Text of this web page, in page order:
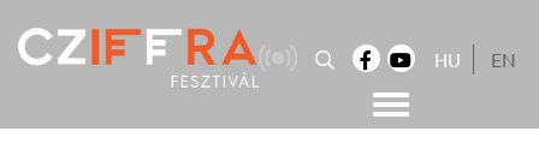
content
HU EN